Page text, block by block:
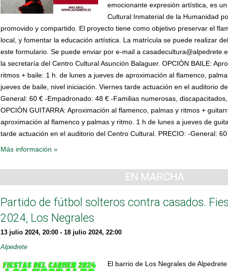
emocionante expresión artística, es
Cultural Inmaterial de la Humanidad
promovido y compartido. El proyecto tiene como objetivo preservar el
local, y fomentar la educación artística. La matrícula se puede realizar
este formulario. Se puede enviar por e-mail a
la secretaría del Centro Cultural Asunción Balaguer. OPCIÓN BAILE:
ritmos + baile: 1 h. de lunes a jueves de aproximación al flamenco,
jueves de baile, nivel iniciación. Viernes tarde actuación en el auditorio
General: 60 € -Empadronado: 48 € -Familias numerosas,
OPCIÓN GUITARRA: Aproximación al flamenco, palmas y ritmos +
aproximación al flamenco y palmas y ritmo. 1 h de lunes a jueves de
tarde actuación en el auditorio del Centro Cultural. PRECIO: -General:
Más información »
EN MARCHA
Partido de fútbol solteros contra casados.
2024, Los Negrales
13 julio 2024, 20:00 - 18 julio 2024, 22:00
Alpedrete
El barrio de Los Negrales de